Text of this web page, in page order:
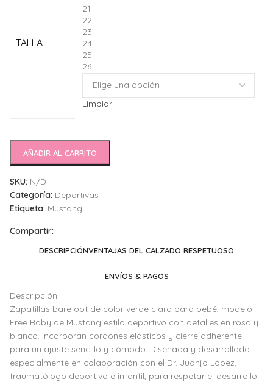
TALLA
21
22
23
24
25
26
Limpiar
AÑADIR AL CARRITO
SKU: N/D
Categoría: Deportivas
Etiqueta: Mustang
Compartir:
DESCRIPCIÓNVENTAJAS DEL CALZADO RESPETUOSO
ENVÍOS & PAGOS
Descripción
Zapatillas barefoot de color verde claro para bebé, modelo
Free Baby de Mustang estilo deportivo con detalles en rosa y
blanco. Incorporan cordones elásticos y cierre adherente
para un ajuste sencillo y cómodo. Diseñada y desarrollada
especialmente en colaboración con el Dr. Juanjo López,
traumatólogo deportivo e infantil, para respetar el desarrollo